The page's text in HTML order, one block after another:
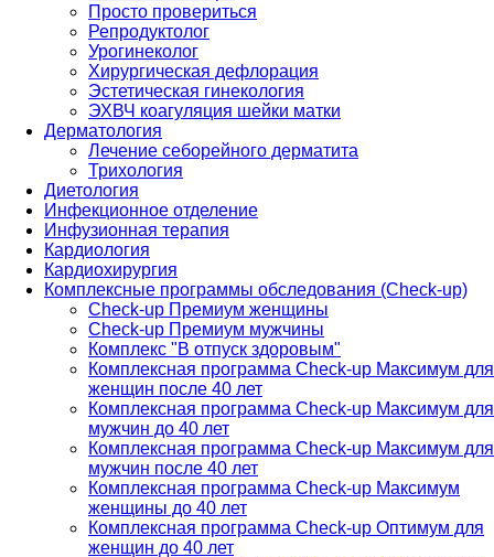
Просто провериться
Репродуктолог
Урогинеколог
Хирургическая дефлорация
Эстетическая гинекология
ЭХВЧ коагуляция шейки матки
Дерматология
Лечение себорейного дерматита
Трихология
Диетология
Инфекционное отделение
Инфузионная терапия
Кардиология
Кардиохирургия
Комплексные программы обследования (Check-up)
Check-up Премиум женщины
Check-up Премиум мужчины
Комплекс "В отпуск здоровым"
Комплексная программа Check-up Максимум для
женщин после 40 лет
Комплексная программа Check-up Максимум для
мужчин до 40 лет
Комплексная программа Check-up Максимум для
мужчин после 40 лет
Комплексная программа Check-up Максимум
женщины до 40 лет
Комплексная программа Check-up Оптимум для
женщин до 40 лет